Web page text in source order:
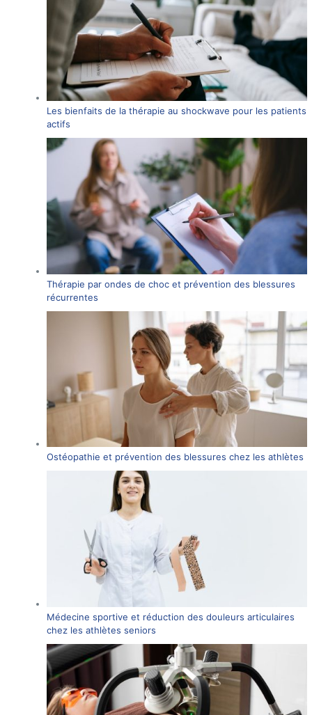
Les bienfaits de la thérapie au shockwave pour les patients
actifs
Thérapie par ondes de choc et prévention des blessures
récurrentes
Ostéopathie et prévention des blessures chez les athlètes
Médecine sportive et réduction des douleurs articulaires
chez les athlètes seniors